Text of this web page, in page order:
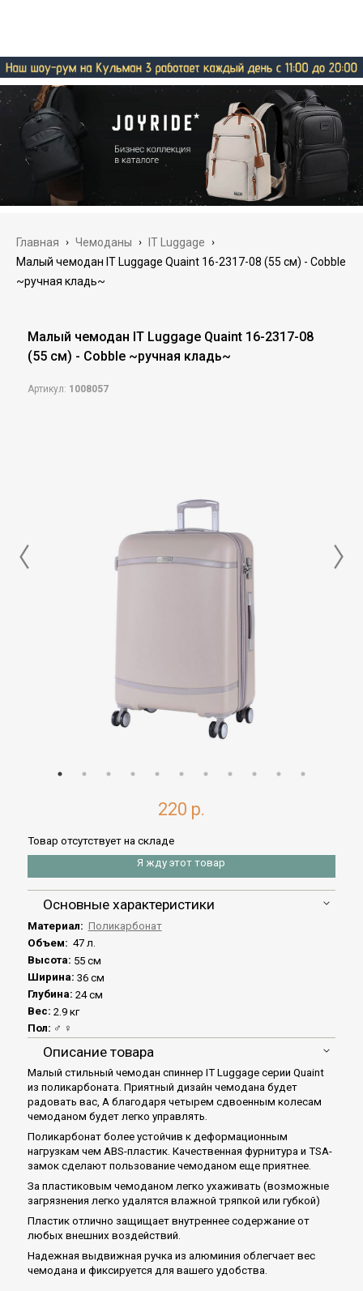
Главная › Чемоданы › IT Luggage ›
Малый чемодан IT Luggage Quaint 16-2317-08 (55 см) - Cobble
~ручная кладь~
Малый чемодан IT Luggage Quaint 16-2317-08
(55 см) - Cobble ~ручная кладь~
Артикул: 1008057
220 р.
Товар отсутствует на складе
Я жду этот товар
Основные характеристики
Материал: Поликарбонат
Объем: 47 л.
Высота: 55 см
Ширина: 36 см
Глубина: 24 см
Вес: 2.9 кг
Пол: ♂ ♀
Описание товара
Малый стильный чемодан спиннер IT Luggage серии Quaint
из поликарбоната. Приятный дизайн чемодана будет
радовать вас, А благодаря четырем сдвоенным колесам
чемоданом будет легко управлять.
Поликарбонат более устойчив к деформационным
нагрузкам чем ABS-пластик. Качественная фурнитура и TSA-
замок сделают пользование чемоданом еще приятнее.
За пластиковым чемоданом легко ухаживать (возможные
загрязнения легко удалятся влажной тряпкой или губкой)
Пластик отлично защищает внутреннее содержание от
любых внешних воздействий.
Надежная выдвижная ручка из алюминия облегчает вес
чемодана и фиксируется для вашего удобства.